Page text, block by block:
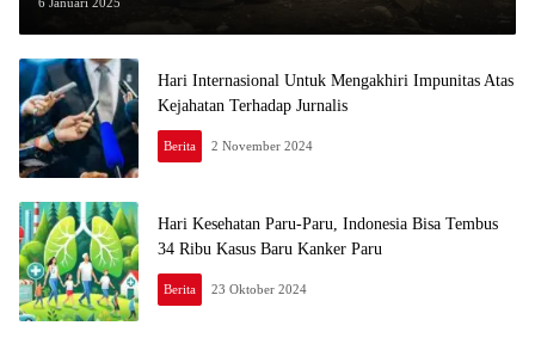
Hari Internasional Untuk Mengakhiri Impunitas Atas
Kejahatan Terhadap Jurnalis
Berita 2 November 2024
Hari Kesehatan Paru-Paru, Indonesia Bisa Tembus
34 Ribu Kasus Baru Kanker Paru
Berita 23 Oktober 2024